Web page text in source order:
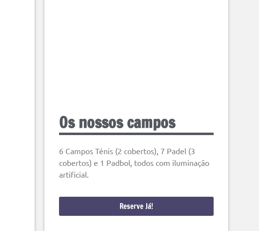
Os nossos campos
6 Campos Ténis (2 cobertos), 7 Padel (3
cobertos) e 1 Padbol, todos com iluminação
artificial.
Reserve Já!